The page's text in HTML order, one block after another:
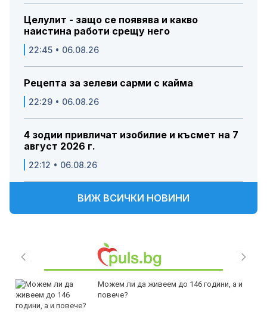
Целулит - защо се появява и какво
наистина работи срещу него
22:45 • 06.08.26
Рецепта за зелеви сарми с кайма
22:29 • 06.08.26
4 зодии привличат изобилие и късмет на 7
август 2026 г.
22:12 • 06.08.26
ВИЖ ВСИЧКИ НОВИНИ
Можем ли да живеем до 146 години, а и
повече?